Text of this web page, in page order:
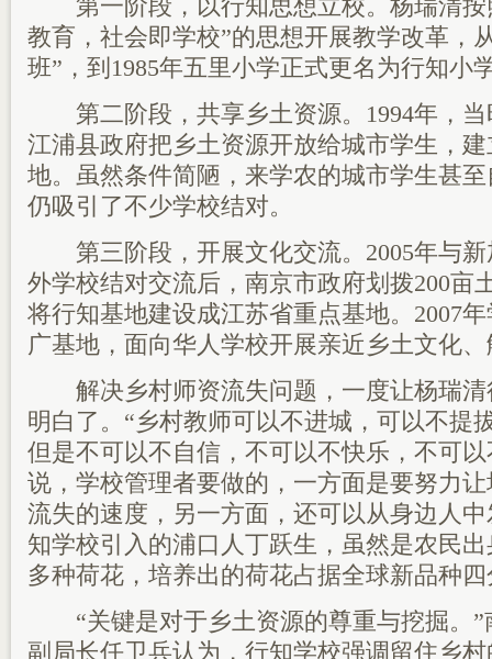
第一阶段，以行知思想立校。杨瑞清按
教育，社会即学校”的思想开展教学改革，
班”，到1985年五里小学正式更名为行知小
第二阶段，共享乡土资源。1994年，当
江浦县政府把乡土资源开放给城市学生，
地。虽然条件简陋，来学农的城市学生甚
仍吸引了不少学校结对。
第三阶段，开展文化交流。2005年与新
外学校结对交流后，南京市政府划拨200亩
将行知基地建设成江苏省重点基地。2007
广基地，面向华人学校开展亲近乡土文化
解决乡村师资流失问题，一度让杨瑞清
明白了。“乡村教师可以不进城，可以不提
但是不可以不自信，不可以不快乐，不可
说，学校管理者要做的，一方面是要努力
流失的速度，另一方面，还可以从身边人
知学校引入的浦口人丁跃生，虽然是农民
多种荷花，培养出的荷花占据全球新品种
“关键是对于乡土资源的尊重与挖掘。”
副局长任卫兵认为，行知学校强调留住乡